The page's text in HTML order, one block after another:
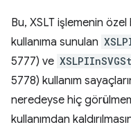
Bu, XSLT işlemenin
kullanıma sunulan
5777) ve
5778) kullanım
neredeyse hiç
kullanımdan